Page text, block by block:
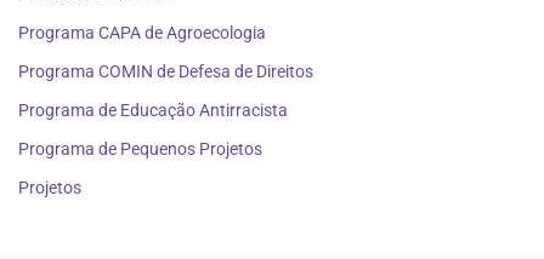
Programa CAPA de Agroecologia
Programa COMIN de Defesa de Direitos
Programa de Educação Antirracista
Programa de Pequenos Projetos
Projetos